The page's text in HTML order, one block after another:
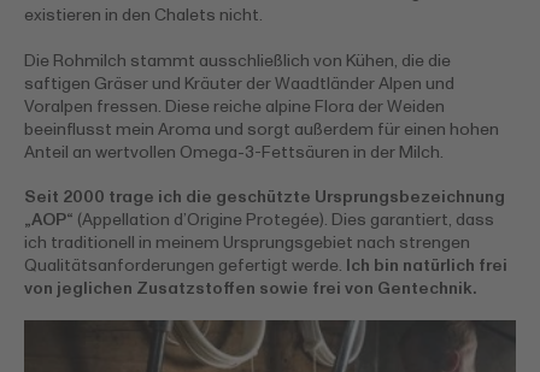
existieren in den Chalets nicht.
Die Rohmilch stammt ausschließlich von Kühen, die die
saftigen Gräser und Kräuter der Waadtländer Alpen und
Voralpen fressen. Diese reiche alpine Flora der Weiden
beeinflusst mein Aroma und sorgt außerdem für einen hohen
Anteil an wertvollen Omega-3-Fettsäuren in der Milch.
Seit 2000 trage ich die geschützte Ursprungsbezeichnung
„AOP“ (Appellation d’Origine Protegée). Dies garantiert, dass
ich traditionell in meinem Ursprungsgebiet nach strengen
Qualitätsanforderungen gefertigt werde. Ich bin natürlich frei
von jeglichen Zusatzstoffen sowie frei von Gentechnik.